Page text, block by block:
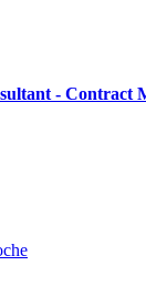
- Contract